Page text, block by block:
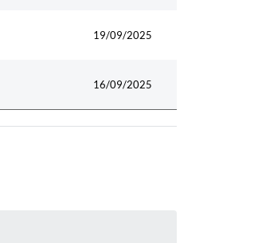
19/09/2025
16/09/2025